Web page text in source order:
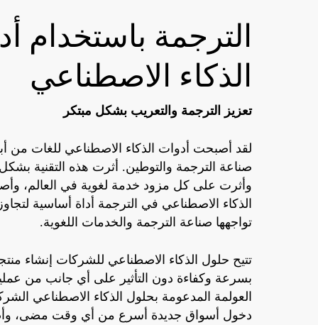
الترجمة باستخدام
الذكاء الاصطناعي
تعزيز الترجمة والتعريب بشكل مبتكر
لقد أصبحت أدوات الذكاء الاصطناعي للغات من
صناعة الترجمة والتوطين. أثرت هذه التقنية بشكل
وأثرت على كل مزود خدمة لغوية في العالم،
الذكاء الاصطناعي في الترجمة أداة أساسية لتجاوز
تواجهها صناعة الترجمة والخدمات اللغوية.
تتيح حلول الذكاء الاصطناعي للشركات إنشاء
بسرعة وكفاءة دون التأثير على أي جانب من
العولمة المدعومة بحلول الذكاء الاصطناعي
دخول أسواق جديدة أسرع من أي وقت مضى،